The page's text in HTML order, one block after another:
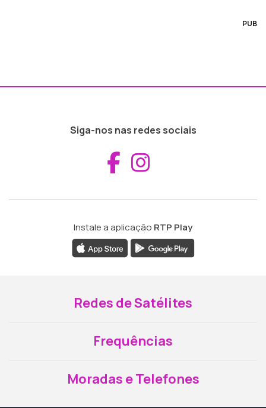
PUB
Siga-nos nas redes sociais
Aceder ao
Instale a aplicação RTP Play
Redes de Satélites
Frequências
Moradas e Telefones